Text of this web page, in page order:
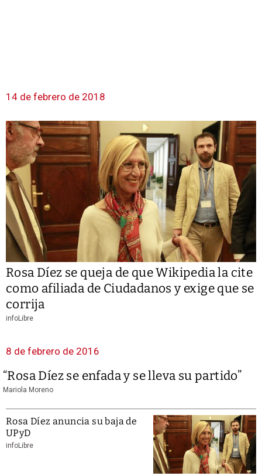
14 de febrero de 2018
Rosa Díez se queja de que Wikipedia la cite
como afiliada de Ciudadanos y exige que se
corrija
infoLibre
8 de febrero de 2016
“Rosa Díez se enfada y se lleva su partido”
Mariola Moreno
Rosa Díez anuncia su baja de
UPyD
infoLibre